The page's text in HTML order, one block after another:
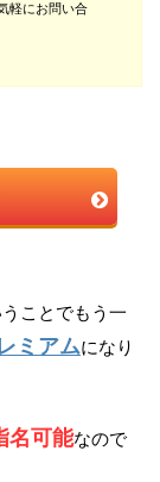
軽にお問い合
ことでもう一
ミアムになり
名可能なので